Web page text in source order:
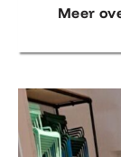
Meer